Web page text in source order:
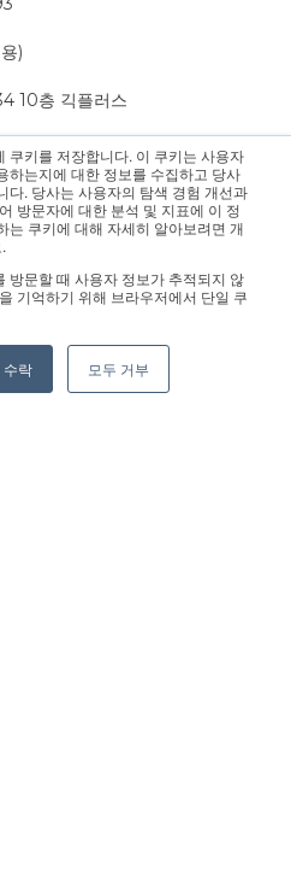
쿠키를 저장합니다. 이 쿠키는 사용자
하는지에 대한 정보를 수집하고 당사
다. 당사는 사용자의 탐색 경험 개선과
방문자에 대한 분석 및 지표에 이 정
는 쿠키에 대해 자세히 알아보려면 개
방문할 때 사용자 정보가 추적되지 않
기억하기 위해 브라우저에서 단일 쿠
수락 모두 거부
)
10층 긱플러스
십시오.:sales@geekplus.com. 홍
바랍니다.:pr@geekplus.com
Co., Ltd. All rights